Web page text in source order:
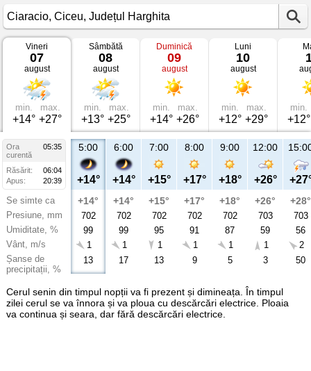
Vremea
Ciaracio
Ciceu,
Județul
Harghita
Vineri
07
august
min.
+14°
max.
+27°
Sâmbătă
08
august
min.
+13°
max.
+25°
Duminică
09
august
min.
+14°
max.
+26°
Luni
10
august
min.
+12°
max.
+29°
min.
+12°
Ora
05:35
curentă
Răsărit:
06:04
Apus:
20:39
Se simte ca
Presiune, mm
Umiditate, %
Vânt, m/s
Șanse de
precipitații, %
5:00
+14°
+14°
702
99
1
13
6:00
+14°
+14°
702
99
1
17
7:00
+15°
+15°
702
95
1
13
8:00
+17°
+17°
702
91
1
9
9:00
+18°
+18°
702
87
1
5
12:00
+26°
+26°
703
59
1
3
+28°
703
56
2
50
Cerul senin din timpul nopții va fi prezent și dimineața. În timpul
zilei cerul se va înnora și va ploua cu descărcări electrice. Ploaia
va continua și seara, dar fără descărcări electrice.